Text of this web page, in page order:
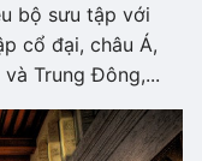
bộ sưu tập với
cổ đại, châu Á,
Trung Đông,...